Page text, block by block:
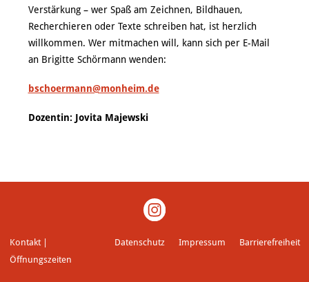
Verstärkung – wer Spaß am Zeichnen, Bildhauen,
Recherchieren oder Texte schreiben hat, ist herzlich
willkommen. Wer mitmachen will, kann sich per E-Mail
an Brigitte Schörmann wenden:
bschoermann@monheim.de
Dozentin: Jovita Majewski
Kontakt |
Öffnungszeiten
Datenschutz Impressum Barrierefreiheit